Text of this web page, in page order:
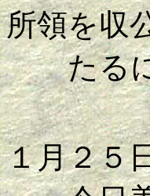
所領を収
たるに
１月２５